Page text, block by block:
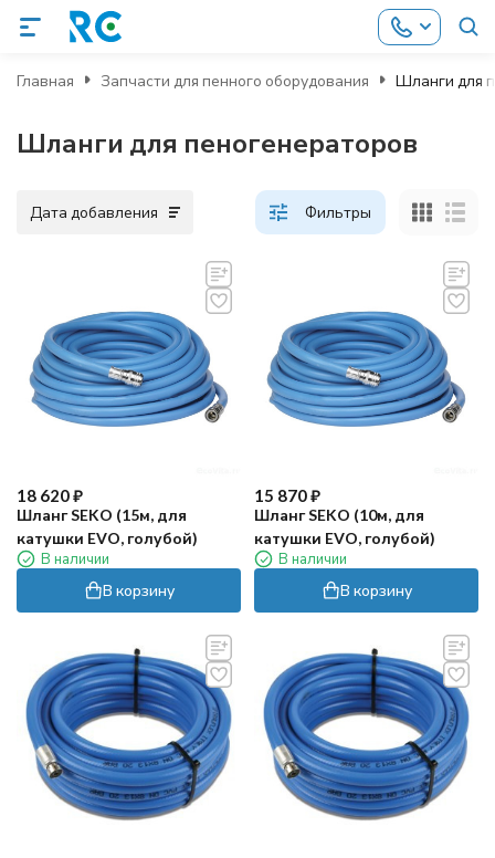
Главная Запчасти для пенного оборудования Шланги для
Шланги для пеногенераторов
Дата добавления Фильтры
18 620₽
Шланг SEKO (15м, для
катушки EVO, голубой)
В наличии
В корзину
15 870₽
Шланг SEKO (10м, для
катушки EVO, голубой)
В наличии
В корзину